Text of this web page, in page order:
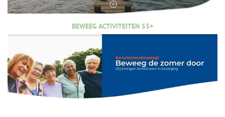
BEWEEG ACTIVITEITEN 55+